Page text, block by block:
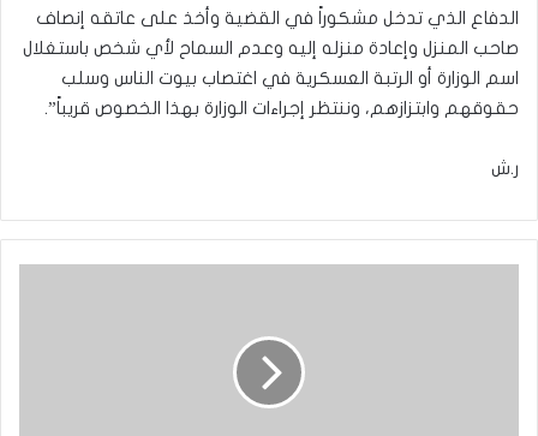
الدفاع الذي تدخل مشكوراً في القضية وأخذ على عاتقه إنصاف
صاحب المنزل وإعادة منزله إليه وعدم السماح لأي شخص باستغلال
اسم الوزارة أو الرتبة العسكرية في اغتصاب بيوت الناس وسلب
حقوقهم وابتزازهم، وننتظر إجراءات الوزارة بهذا الخصوص قريباً”.
ر.ش